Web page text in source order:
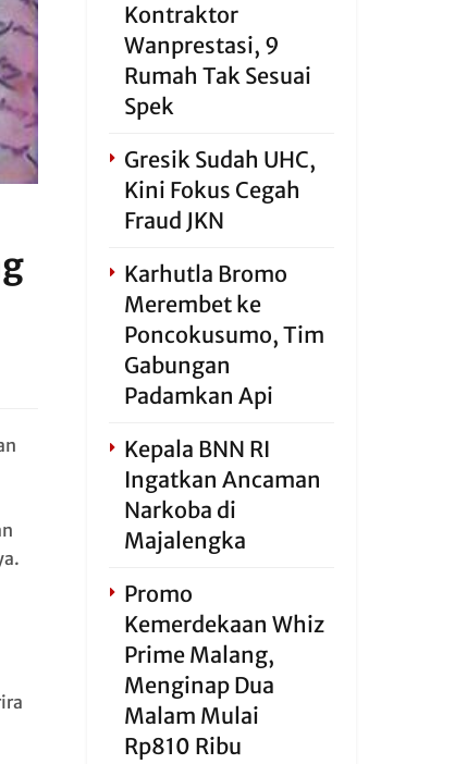
Kontraktor
Wanprestasi, 9
Rumah Tak Sesuai
Spek
Gresik Sudah UHC,
Kini Fokus Cegah
Fraud JKN
Karhutla Bromo
Merembet ke
Poncokusumo, Tim
Gabungan
Padamkan Api
Kepala BNN RI
Ingatkan Ancaman
Narkoba di
Majalengka
Promo
Kemerdekaan Whiz
Prime Malang,
Menginap Dua
Malam Mulai
Rp810 Ribu